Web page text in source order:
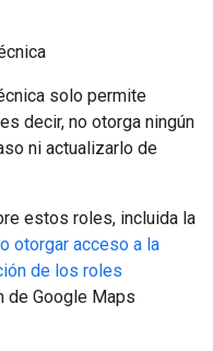
solo permite
decir, no otorga ningún
ni actualizarlo de
estos roles, incluida la
otorgar acceso a la
de los roles
de Google Maps